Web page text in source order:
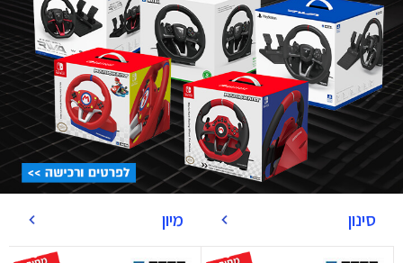
סינון מיון